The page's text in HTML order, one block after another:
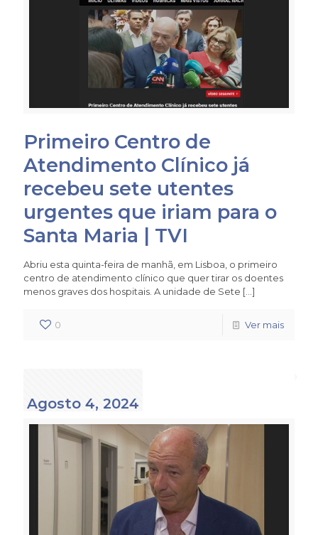
Primeiro Centro de
Atendimento Clínico já
recebeu sete utentes
urgentes que iriam para o
Santa Maria | TVI
Abriu esta quinta-feira de manhã, em Lisboa, o primeiro
centro de atendimento clínico que quer tirar os doentes
menos graves dos hospitais. A unidade de Sete […]
0 Ver mais
Agosto 4, 2024